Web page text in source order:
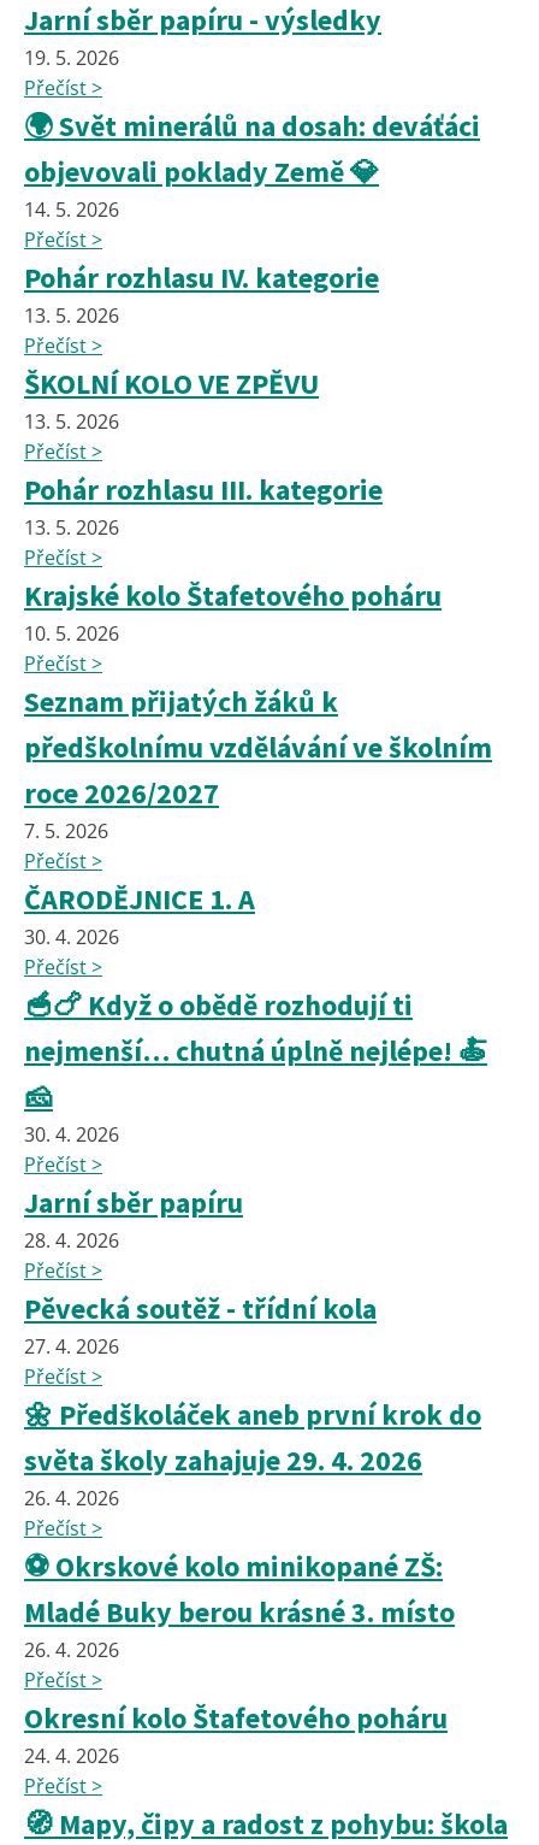
Jarní sběr papíru - výsledky
19. 5. 2026
Přečíst >
🌍 Svět minerálů na dosah: deváťáci
objevovali poklady Země 💎
14. 5. 2026
Přečíst >
Pohár rozhlasu IV. kategorie
13. 5. 2026
Přečíst >
ŠKOLNÍ KOLO VE ZPĚVU
13. 5. 2026
Přečíst >
Pohár rozhlasu III. kategorie
13. 5. 2026
Přečíst >
Krajské kolo Štafetového poháru
10. 5. 2026
Přečíst >
Seznam přijatých žáků k
předškolnímu vzdělávání ve školním
roce 2026/2027
7. 5. 2026
Přečíst >
ČARODĚJNICE 1. A
30. 4. 2026
Přečíst >
🥣🍗 Když o obědě rozhodují ti
nejmenší… chutná úplně nejlépe! 🍝
🧀
30. 4. 2026
Přečíst >
Jarní sběr papíru
28. 4. 2026
Přečíst >
Pěvecká soutěž - třídní kola
27. 4. 2026
Přečíst >
🌼 Předškoláček aneb první krok do
světa školy zahajuje 29. 4. 2026
26. 4. 2026
Přečíst >
⚽ Okrskové kolo minikopané ZŠ:
Mladé Buky berou krásné 3. místo
26. 4. 2026
Přečíst >
Okresní kolo Štafetového poháru
24. 4. 2026
Přečíst >
🧭 Mapy, čipy a radost z pohybu: škola